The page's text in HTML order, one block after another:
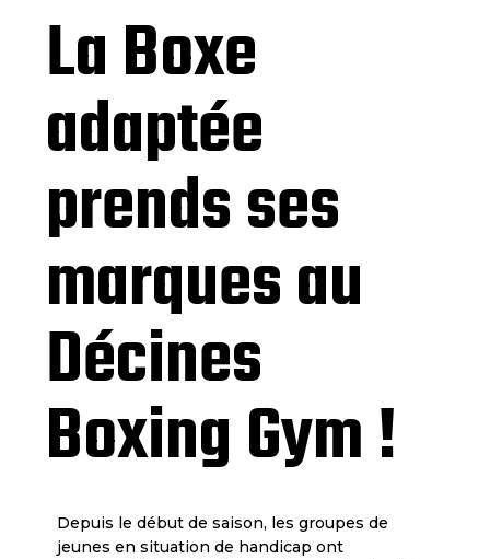
La Boxe
adaptée
prends ses
marques au
Décines
Boxing Gym !
Depuis le début de saison, les groupes de
jeunes en situation de handicap ont